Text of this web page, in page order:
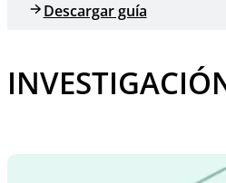
Descargar guía